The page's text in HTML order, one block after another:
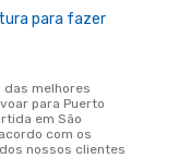
para fazer
para Puerto
em São
com os
nossos clientes